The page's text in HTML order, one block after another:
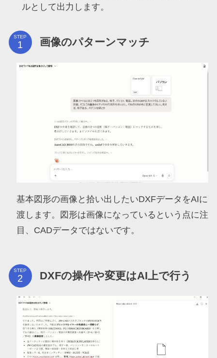
ルとして出力します。
STEP 画像のパターンマッチ
基本図形の画像と拾い出したいDXFデータをAIに
渡します。図形は画像になっているという点に注
目、CADデータではないです。
STEP DXFの操作や変更はAI上で行う